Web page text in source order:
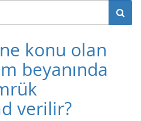
konu olan
beyanında
verilir?